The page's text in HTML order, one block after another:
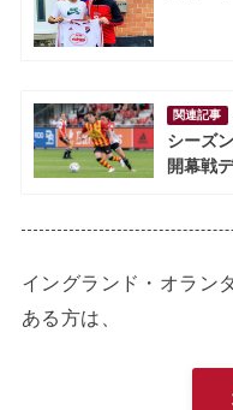
関連記事
シーズ
開幕戦
イングランド・オラン
ある方は、